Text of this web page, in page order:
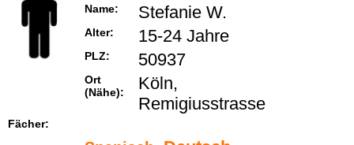
Name: Stefanie W.
Alter: 15-24 Jahre
PLZ: 50937
Ort
(Nähe):
Köln,
Remigiusstrasse
Fächer: